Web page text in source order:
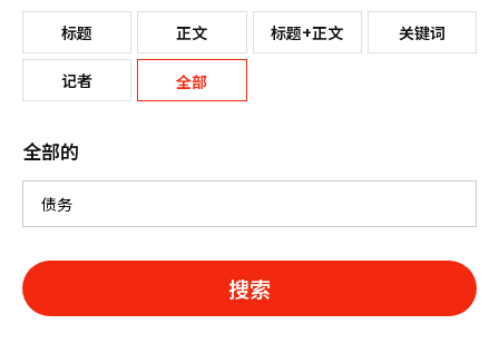
标题 正文 标题+正文 关键词
记者 全部
全部的
搜索